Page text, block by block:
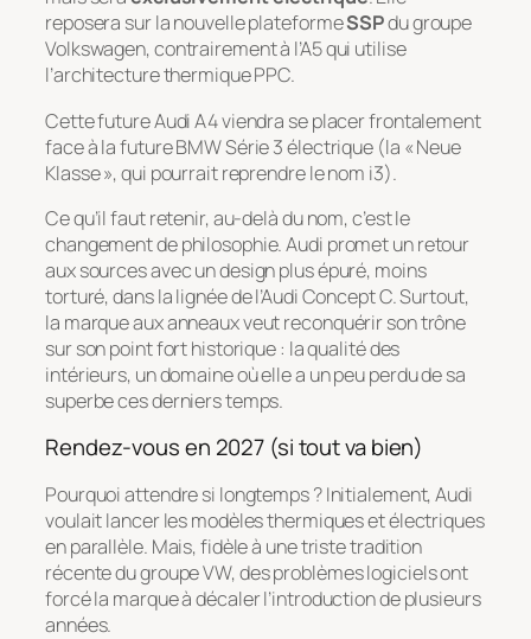
reposera sur la nouvelle plateformeSSPdu groupe
Volkswagen, contrairement à l’A5 qui utilise
l’architecture thermique PPC.
Cette future Audi A4 viendra se placer frontalement
face à la future BMW Série 3 électrique (la « Neue
Klasse », qui pourrait reprendre le nom i3).
Ce qu’il faut retenir, au-delà du nom, c’est le
changement de philosophie. Audi promet un retour
aux sources avec un design plus épuré, moins
torturé, dans la lignée de l’Audi Concept C. Surtout,
la marque aux anneaux veut reconquérir son trône
sur son point fort historique : la qualité des
intérieurs, un domaine où elle a un peu perdu de sa
superbe ces derniers temps.
Rendez-vous en 2027 (si tout va bien)
Pourquoi attendre si longtemps ? Initialement, Audi
voulait lancer les modèles thermiques et électriques
en parallèle. Mais, fidèle à une triste tradition
récente du groupe VW, des problèmes logiciels ont
forcé la marque à décaler l’introduction de plusieurs
années.